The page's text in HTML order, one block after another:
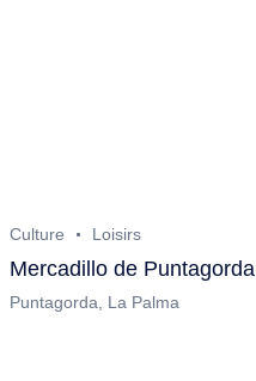
Culture Loisirs
Mercadillo de Puntagorda
Puntagorda, La Palma